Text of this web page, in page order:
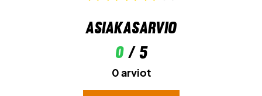
Asiakasarvio
0/ 5
0 arviot